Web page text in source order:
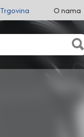
Trgovina O nama